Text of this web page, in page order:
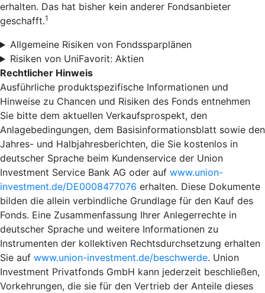
erhalten. Das hat bisher kein anderer Fondsanbieter
geschafft.1
Allgemeine Risiken von Fondssparplänen
Risiken von UniFavorit: Aktien
Rechtlicher Hinweis
Ausführliche produktspezifische Informationen und
Hinweise zu Chancen und Risiken des Fonds entnehmen
Sie bitte dem aktuellen Verkaufsprospekt, den
Anlagebedingungen, dem Basisinformationsblatt sowie den
Jahres- und Halbjahresberichten, die Sie kostenlos in
deutscher Sprache beim Kundenservice der Union
Investment Service Bank AG oder auf www.union-
investment.de/DE0008477076 erhalten. Diese Dokumente
bilden die allein verbindliche Grundlage für den Kauf des
Fonds. Eine Zusammenfassung Ihrer Anlegerrechte in
deutscher Sprache und weitere Informationen zu
Instrumenten der kollektiven Rechtsdurchsetzung erhalten
Sie auf www.union-investment.de/beschwerde. Union
Investment Privatfonds GmbH kann jederzeit beschließen,
Vorkehrungen, die sie für den Vertrieb der Anteile dieses